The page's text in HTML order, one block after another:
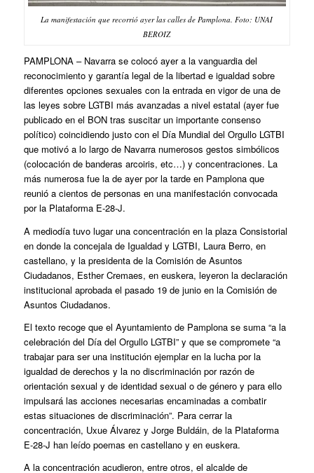
La manifestación que recorrió ayer las calles de Pamplona. Foto: UNAI
BEROIZ
PAMPLONA – Navarra se colocó ayer a la vanguardia del
reconocimiento y garantía legal de la libertad e igualdad sobre
diferentes opciones sexuales con la entrada en vigor de una de
las leyes sobre LGTBI más avanzadas a nivel estatal (ayer fue
publicado en el BON tras suscitar un importante consenso
político) coincidiendo justo con el Día Mundial del Orgullo LGTBI
que motivó a lo largo de Navarra numerosos gestos simbólicos
(colocación de banderas arcoiris, etc…) y concentraciones. La
más numerosa fue la de ayer por la tarde en Pamplona que
reunió a cientos de personas en una manifestación convocada
por la Plataforma E-28-J.
A mediodía tuvo lugar una concentración en la plaza Consistorial
en donde la concejala de Igualdad y LGTBI, Laura Berro, en
castellano, y la presidenta de la Comisión de Asuntos
Ciudadanos, Esther Cremaes, en euskera, leyeron la declaración
institucional aprobada el pasado 19 de junio en la Comisión de
Asuntos Ciudadanos.
El texto recoge que el Ayuntamiento de Pamplona se suma “a la
celebración del Día del Orgullo LGTBI” y que se compromete “a
trabajar para ser una institución ejemplar en la lucha por la
igualdad de derechos y la no discriminación por razón de
orientación sexual y de identidad sexual o de género y para ello
impulsará las acciones necesarias encaminadas a combatir
estas situaciones de discriminación”. Para cerrar la
concentración, Uxue Álvarez y Jorge Buldáin, de la Plataforma
E-28-J han leído poemas en castellano y en euskera.
A la concentración acudieron, entre otros, el alcalde de